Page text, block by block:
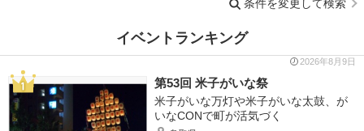
条件を変更して検索
イベントランキング
2026年8月9日
第53回 米子がいな祭
米子がいな万灯や米子がいな太鼓、が
いなCONで町が活気づく